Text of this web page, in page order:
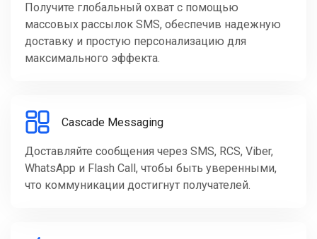
Получите глобальный охват с помощью
массовых рассылок SMS, обеспечив надежную
доставку и простую персонализацию для
максимального эффекта.
Cascade Messaging
Доставляйте сообщения через SMS, RCS, Viber,
WhatsApp и Flash Call, чтобы быть уверенными,
что коммуникации достигнут получателей.